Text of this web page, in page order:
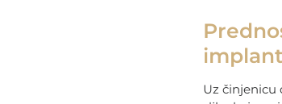
Uz činjenicu